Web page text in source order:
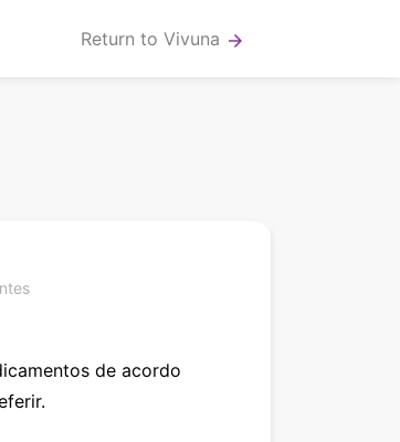
Return to Vivuna arrow_forward
de acordo